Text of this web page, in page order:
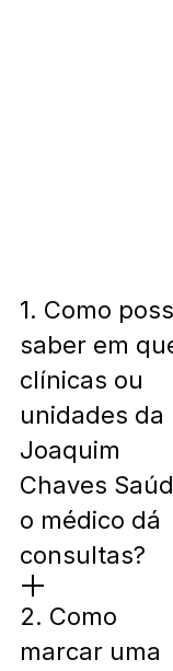
1. Como
saber em
clínicas ou
unidades da
Joaquim
Chaves
o médico dá
consultas?
2. Como
marcar uma